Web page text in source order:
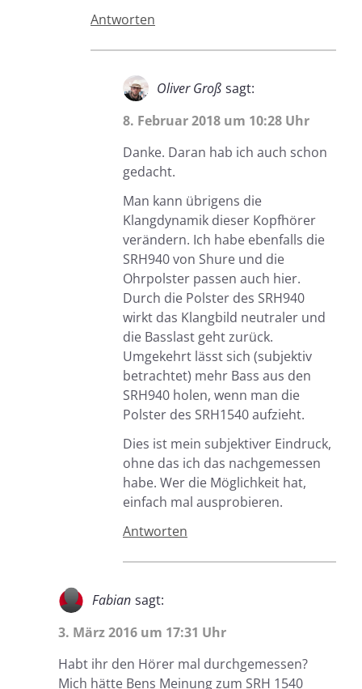
Antworten
Oliver Groß sagt:
8. Februar 2018 um 10:28 Uhr
Danke. Daran hab ich auch schon
gedacht.
Man kann übrigens die
Klangdynamik dieser Kopfhörer
verändern. Ich habe ebenfalls die
SRH940 von Shure und die
Ohrpolster passen auch hier.
Durch die Polster des SRH940
wirkt das Klangbild neutraler und
die Basslast geht zurück.
Umgekehrt lässt sich (subjektiv
betrachtet) mehr Bass aus den
SRH940 holen, wenn man die
Polster des SRH1540 aufzieht.
Dies ist mein subjektiver Eindruck,
ohne das ich das nachgemessen
habe. Wer die Möglichkeit hat,
einfach mal ausprobieren.
Antworten
Fabian sagt:
3. März 2016 um 17:31 Uhr
Habt ihr den Hörer mal durchgemessen?
Mich hätte Bens Meinung zum SRH 1540